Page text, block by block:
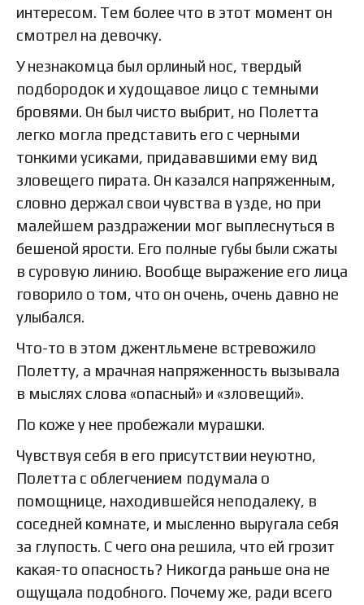
интересом. Тем более что в этот момент он
смотрел на девочку.
У незнакомца был орлиный нос, твердый
подбородок и худощавое лицо с темными
бровями. Он был чисто выбрит, но Полетта
легко могла представить его с черными
тонкими усиками, придававшими ему вид
зловещего пирата. Он казался напряженным,
словно держал свои чувства в узде, но при
малейшем раздражении мог выплеснуться в
бешеной ярости. Его полные губы были сжаты
в суровую линию. Вообще выражение его лица
говорило о том, что он очень, очень давно не
улыбался.
Что-то в этом джентльмене встревожило
Полетту, а мрачная напряженность вызывала
в мыслях слова «опасный» и «зловещий».
По коже у нее пробежали мурашки.
Чувствуя себя в его присутствии неуютно,
Полетта с облегчением подумала о
помощнице, находившейся неподалеку, в
соседней комнате, и мысленно выругала себя
за глупость. С чего она решила, что ей грозит
какая-то опасность? Никогда раньше она не
ощущала подобного. Почему же, ради всего